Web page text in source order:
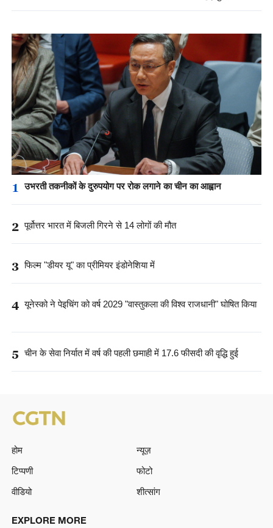
1 उभरती तकनीकों के दुरुपयोग पर रोक लगाने का चीन का आह्वान
2 पूर्वोत्तर भारत में बिजली गिरने से 14 लोगों की मौत
3 फिल्म "डीयर यू" का प्रीमियर इंडोनेशिया में
4 यूनेस्को ने पेइचिंग को वर्ष 2029 "वास्तुकला की विश्व राजधानी" घोषित किया
5 चीन के सेवा निर्यात में वर्ष की पहली छमाही में 17.6 फीसदी की वृद्धि हुई
होम
न्यूज़
टिप्पणी
फोटो
वीडियो
शीत्सांग
EXPLORE MORE